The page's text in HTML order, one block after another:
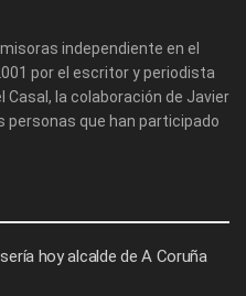
independiente en el
por el escritor y periodista
Casal, la colaboración de Javier
personas que han participado
hoy alcalde de A Coruña